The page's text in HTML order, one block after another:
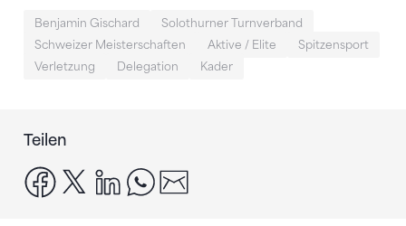
Benjamin Gischard
Solothurner Turnverband
Schweizer Meisterschaften
Aktive / Elite
Spitzensport
Verletzung
Delegation Kader
Teilen
facebook
x linkedinwhatsapp